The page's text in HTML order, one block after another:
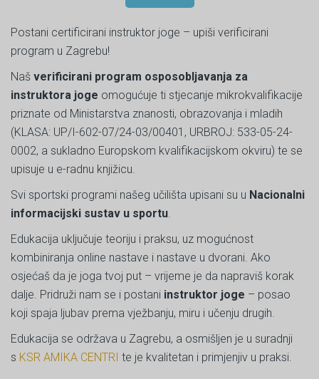
Postani certificirani instruktor joge – upiši verificirani
program u Zagrebu!
Naš verificirani program osposobljavanja za
instruktora joge omogućuje ti stjecanje mikrokvalifikacije
priznate od Ministarstva znanosti, obrazovanja i mladih
(KLASA: UP/I-602-07/24-03/00401, URBROJ: 533-05-24-
0002, a sukladno Europskom kvalifikacijskom okviru) te se
upisuje u e-radnu knjižicu.
Svi sportski programi našeg učilišta upisani su u Nacionalni
informacijski sustav u sportu
Edukacija uključuje teoriju i praksu, uz mogućnost
kombiniranja online nastave i nastave u dvorani. Ako
osjećaš da je joga tvoj put – vrijeme je da napraviš korak
dalje. Pridruži nam se i postani instruktor joge – posao
koji spaja ljubav prema vježbanju, miru i učenju drugih.
Edukacija se održava u Zagrebu, a osmišljen je u suradnji
s KSR AMIKA CENTRI te je kvalitetan i primjenjiv u praksi.